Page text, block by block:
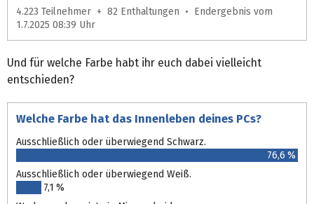
4.223 Teilnehmer + 82 Enthaltungen • Endergebnis vom
1.7.2025 08:39 Uhr
Und für welche Farbe habt ihr euch dabei vielleicht
entschieden?
Welche Farbe hat das Innenleben deines PCs?
Ausschließlich oder überwiegend Schwarz.
76,6 %
Ausschließlich oder überwiegend Weiß.
7,1 %